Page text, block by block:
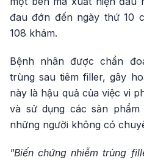
đau đớn đến ngày thứ 10
108 khám.
Bệnh nhân được chẩn
trùng sau tiêm filler, gây
này là hậu quả của việc vi
và sử dụng các sản
những người không có
"Biến chứng nhiễm trùng